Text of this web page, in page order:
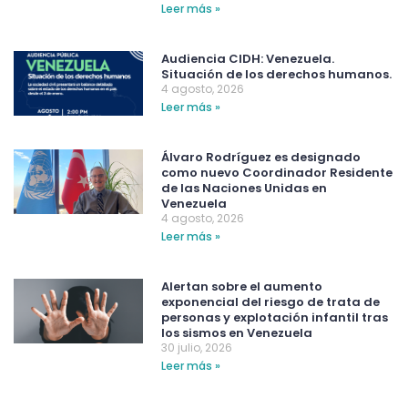
Leer más »
Audiencia CIDH: Venezuela.
Situación de los derechos humanos.
4 agosto, 2026
Leer más »
Álvaro Rodríguez es designado
como nuevo Coordinador Residente
de las Naciones Unidas en
Venezuela
4 agosto, 2026
Leer más »
Alertan sobre el aumento
exponencial del riesgo de trata de
personas y explotación infantil tras
los sismos en Venezuela
30 julio, 2026
Leer más »